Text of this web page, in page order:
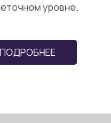
уровне.
ПОДРОБНЕЕ